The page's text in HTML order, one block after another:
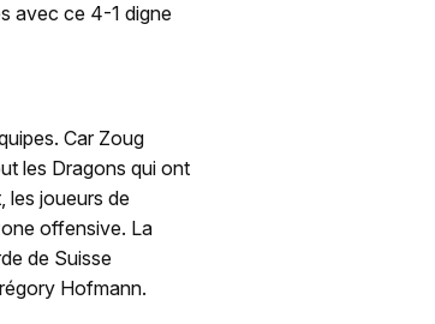
avec ce 4-1 digne
Car Zoug
les Dragons qui ont
les joueurs de
offensive. La
de Suisse
Hofmann.